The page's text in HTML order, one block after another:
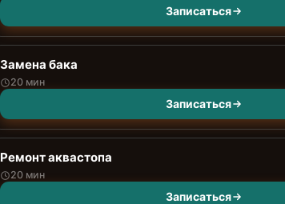
Записаться
Замена бака
20 мин
Записаться
Ремонт аквастопа
20 мин
Записаться